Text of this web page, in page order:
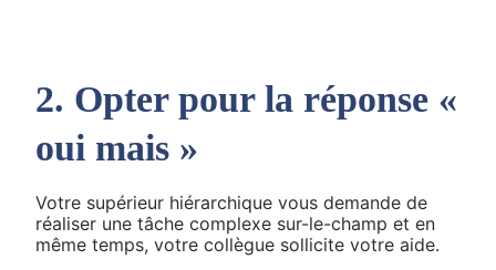
2. Opter pour la réponse «
oui mais »
Votre supérieur hiérarchique vous demande de
réaliser une tâche complexe sur-le-champ et en
même temps, votre collègue sollicite votre aide.